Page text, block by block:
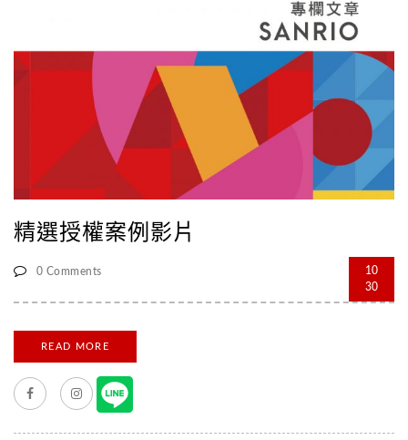
精選授權案例影片
0 Comments
10
30
READ MORE